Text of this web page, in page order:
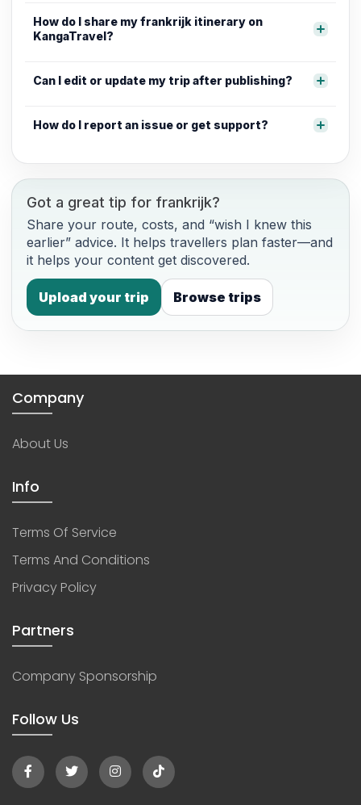
How do I share my frankrijk itinerary on
KangaTravel?
Can I edit or update my trip after publishing?
How do I report an issue or get support?
Got a great tip for frankrijk?
Share your route, costs, and “wish I knew this
earlier” advice. It helps travellers plan faster—and
it helps your content get discovered.
Upload your trip Browse trips
Company
About Us
Info
Terms Of Service
Terms And Conditions
Privacy Policy
Partners
Company Sponsorship
Follow Us